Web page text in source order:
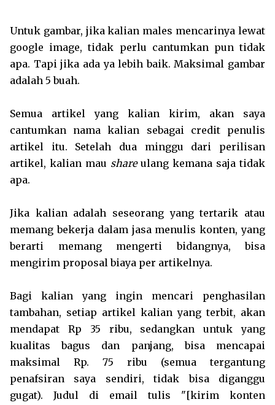
Untuk gambar, jika kalian males mencarinya lewat
google image, tidak perlu cantumkan pun tidak
apa. Tapi jika ada ya lebih baik. Maksimal gambar
adalah 5 buah.
Semua artikel yang kalian kirim, akan saya
cantumkan nama kalian sebagai credit penulis
artikel itu. Setelah dua minggu dari perilisan
artikel, kalian mau shareulang kemana saja tidak
apa.
Jika kalian adalah seseorang yang tertarik atau
memang bekerja dalam jasa menulis konten, yang
berarti memang mengerti bidangnya, bisa
mengirim proposal biaya per artikelnya.
Bagi kalian yang ingin mencari penghasilan
tambahan, setiap artikel kalian yang terbit, akan
mendapat Rp 35 ribu, sedangkan untuk yang
kualitas bagus dan panjang, bisa mencapai
maksimal Rp. 75 ribu (semua tergantung
penafsiran saya sendiri, tidak bisa diganggu
gugat). Judul di email tulis "[kirim konten